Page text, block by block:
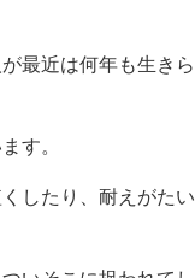
最近は何年も生きら
す。
したり、耐えがたい